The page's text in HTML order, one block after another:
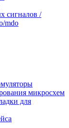
сигналов /
mdo
микросхем
для